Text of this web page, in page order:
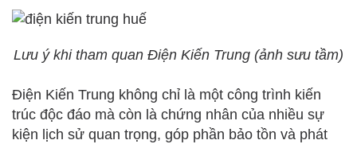
Lưu ý khi tham quan Điện Kiến Trung (ảnh sưu tầm)
Điện Kiến Trung không chỉ là một công trình kiến
trúc độc đáo mà còn là chứng nhân của nhiều sự
kiện lịch sử quan trọng, góp phần bảo tồn và phát